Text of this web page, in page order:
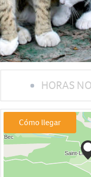
HORAS
Cómo llegar